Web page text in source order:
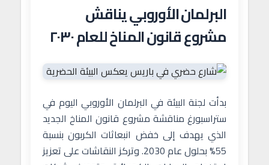
البرلمان الأوروبي يناقش
مشروع قانون المناخ للعام ٢٠٣٠
بدأت لجنة البيئة في البرلمان الأوروبي اليوم في
ستراسبورغ مناقشة مشروع قانون المناخ الجديد
الذي يهدف إلى خفض انبعاثات الكربون بنسبة
55% بحلول عام 2030. وتركز النقاشات على تعزيز